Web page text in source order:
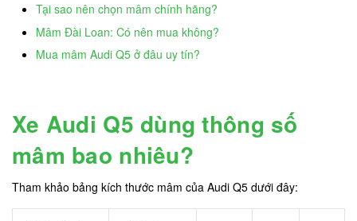
Tại sao nên chọn mâm chính hãng?
Mâm Đài Loan: Có nên mua không?
Mua mâm Audi Q5 ở đâu uy tín?
Xe Audi Q5 dùng thông số
mâm bao nhiêu?
Tham khảo bảng kích thước mâm của Audi Q5 dưới đây: